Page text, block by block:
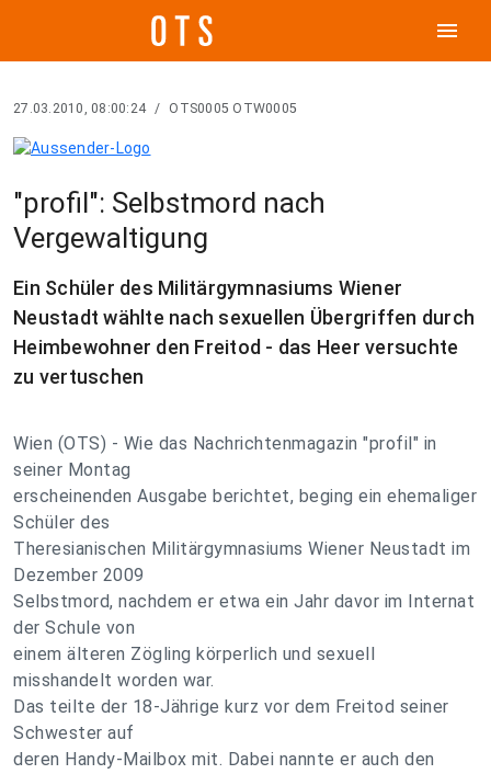
menu
27.03.2010, 08:00:24 / OTS0005 OTW0005
"profil": Selbstmord nach
Vergewaltigung
Ein Schüler des Militärgymnasiums Wiener
Neustadt wählte nach sexuellen Übergriffen durch
Heimbewohner den Freitod - das Heer versuchte
zu vertuschen
Wien (OTS) - Wie das Nachrichtenmagazin "profil" in
seiner Montag
erscheinenden Ausgabe berichtet, beging ein ehemaliger
Schüler des
Theresianischen Militärgymnasiums Wiener Neustadt im
Dezember 2009
Selbstmord, nachdem er etwa ein Jahr davor im Internat
der Schule von
einem älteren Zögling körperlich und sexuell
misshandelt worden war.
Das teilte der 18-Jährige kurz vor dem Freitod seiner
Schwester auf
deren Handy-Mailbox mit. Dabei nannte er auch den